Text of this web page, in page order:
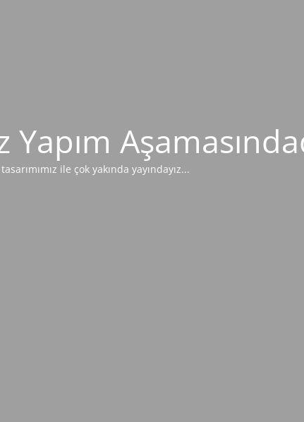
ile çok yakında yayındayız...